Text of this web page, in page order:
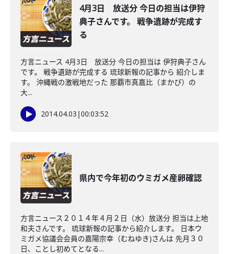
4月3日 放送分 今日の担当は伊狩
典子さんです。 戦争遺跡が完成す
る
方言ニュース 4月3日 放送分 今日の担当は 伊狩典子さん
です。 戦争遺跡が完成する 琉球新報の記事から 紹介しま
す。 沖縄戦の激戦地だった 那覇市真嘉比（まかび）の
大...
2014.04.03 |00:03:52
県内で今年初のウミガメ産卵確認
方言ニュース２０１４年４月２日（水）放送分 担当は上地
和夫さんです。 琉球新報の記事から紹介します。 日本ウ
ミガメ協議会会員の嘉陽宗幸（むねゆき)さんは 先月３０
日、ことし初めてとなる...